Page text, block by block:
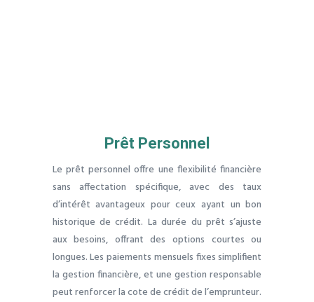
Prêt Personnel
Le prêt personnel offre une flexibilité financière
sans affectation spécifique, avec des taux
d’intérêt avantageux pour ceux ayant un bon
historique de crédit. La durée du prêt s’ajuste
aux besoins, offrant des options courtes ou
longues. Les paiements mensuels fixes simplifient
la gestion financière, et une gestion responsable
peut renforcer la cote de crédit de l’emprunteur.